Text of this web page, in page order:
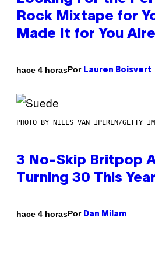
Rock Mixtape for
Made It for You
hace 4 horasPor Lauren Boisvert
PHOTO BY NIELS VAN IPEREN/GETTY
3 No-Skip Britpop
Turning 30 This Year
hace 4 horasPor Dan Milam